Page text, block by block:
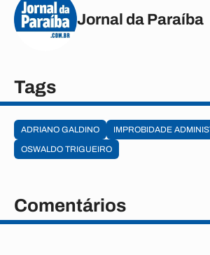
Jornal da Paraíba
Tags
ADRIANO GALDINO
IMPROBIDADE
OSWALDO TRIGUEIRO
Comentários